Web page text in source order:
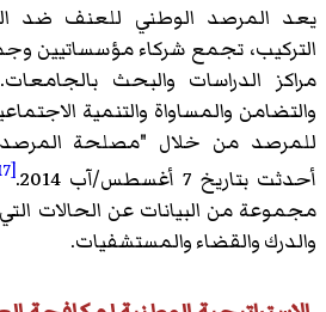
يعد المرصد الوطني للعنف ضد
التركيب، تجمع شركاء مؤسساتيين
مراكز الدراسات والبحث
والتضامن والمساواة والتنمية
للمرصد من خلال "مصلحة المرصد
أحدثت بتاريخ 7 أغسطس/آب 2014.
[17]
مجموعة من البيانات عن الحالات التي
والدرك والقضاء والمستشفيات.